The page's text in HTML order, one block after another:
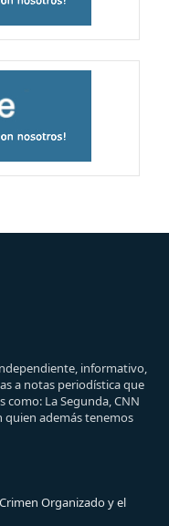
informativo,
a notas periodística que
La Segunda, CNN
quien además tenemos
Organizado y el